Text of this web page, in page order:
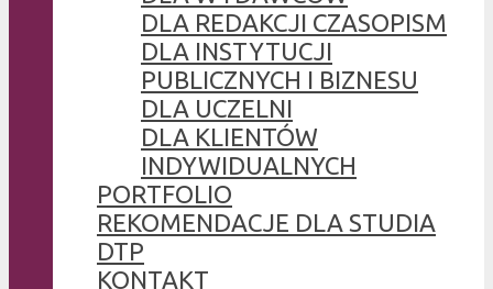
DLA REDAKCJI CZASOPISM
DLA INSTYTUCJI
PUBLICZNYCH I BIZNESU
DLA UCZELNI
DLA KLIENTÓW
INDYWIDUALNYCH
PORTFOLIO
REKOMENDACJE DLA STUDIA
DTP
KONTAKT